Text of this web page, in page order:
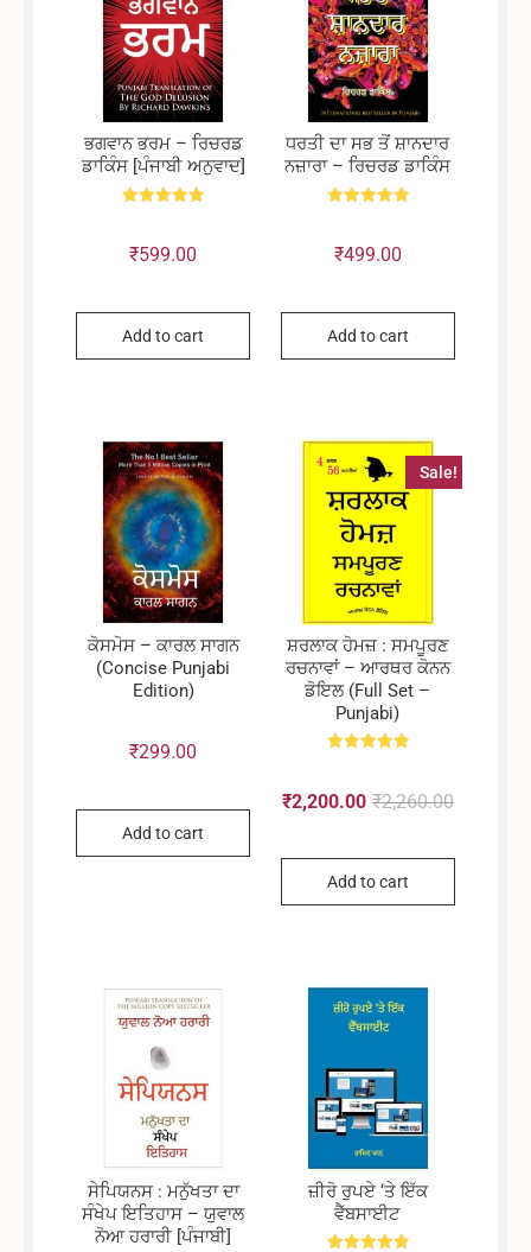
ਭਗਵਾਨ ਭਰਮ – ਰਿਚਰਡ
ਡਾਕਿੰਸ [ਪੰਜਾਬੀ ਅਨੁਵਾਦ]
out of 5
₹599.00
Add to cart
ਧਰਤੀ ਦਾ ਸਭ ਤੋਂ ਸ਼ਾਨਦਾਰ
ਨਜ਼ਾਰਾ – ਰਿਚਰਡ ਡਾਕਿੰਸ
out of 5
₹499.00
Add to cart
ਕੋਸਮੋਸ – ਕਾਰਲ ਸਾਗਨ
(Concise Punjabi
Edition)
₹299.00
Add to cart
Sale!
ਸ਼ਰਲਾਕ ਹੋਮਜ਼ : ਸਮਪੂਰਣ
ਰਚਨਾਵਾਂ – ਆਰਥਰ ਕੋਨਨ
ਡੋਇਲ (Full Set –
Punjabi)
out of 5
₹2,260.00Original
₹2,200.00 Current
Add to cart
ਸੇਪਿਯਨਸ : ਮਨੁੱਖਤਾ ਦਾ
ਸੰਖੇਪ ਇਤਿਹਾਸ – ਯੁਵਾਲ
ਨੋਆ ਹਰਾਰੀ [ਪੰਜਾਬੀ]
ਜ਼ੀਰੋ ਰੁਪਏ ‘ਤੇ ਇੱਕ
ਵੈੱਬਸਾਈਟ